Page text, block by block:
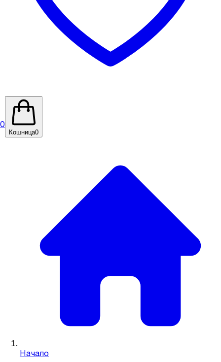
0
Кошница0
Начало